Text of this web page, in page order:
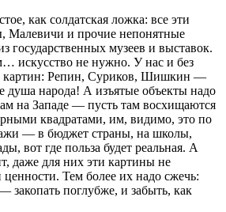
как солдатская ложка: все эти
и прочие непонятные
государственных музеев и выставок.
искусство не нужно. У нас и без
картин: Репин, Суриков, Шишкин —
душа народа! А изъятые объекты надо
на Западе — пусть там восхищаются
квадратами, им, видимо, это по
— в бюджет страны, на школы,
вот где польза будет реальная. А
даже для них эти картины не
Тем более их надо сжечь:
поглубже, и забыть, как